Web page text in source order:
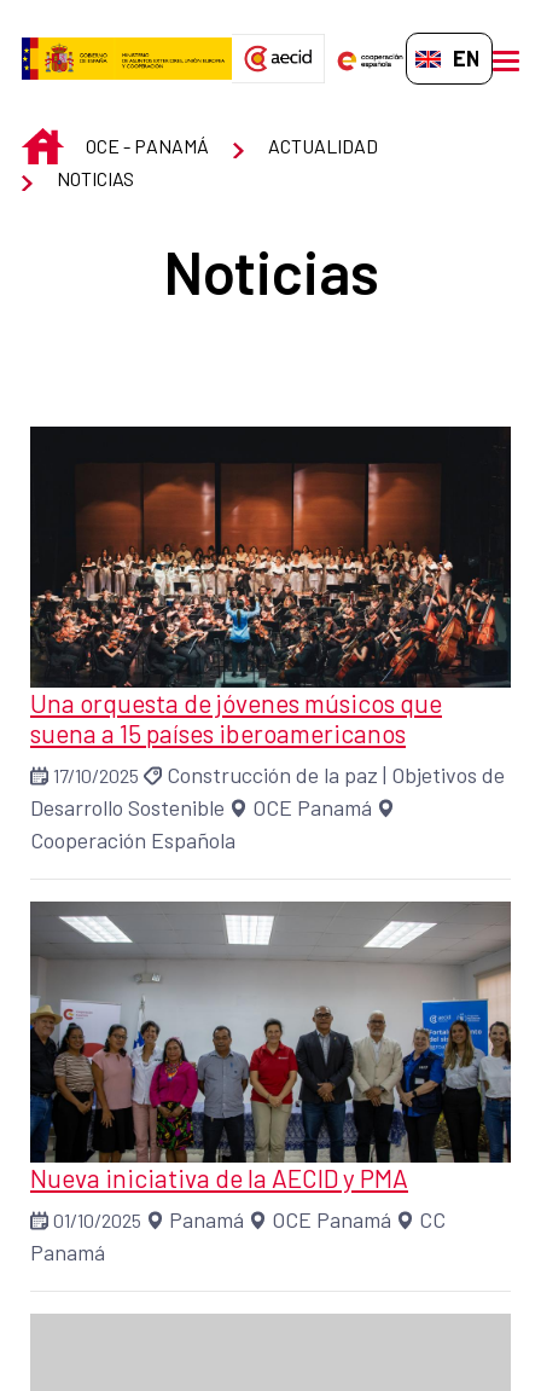
EN-GB
INICIOOCE - PANAMÁ
ACTUALIDAD
NOTICIAS
Noticias
Una orquesta de jóvenes músicos que
suena a 15 países iberoamericanos
17/10/2025 Construcción de la paz | Objetivos de
Desarrollo Sostenible
OCE Panamá
Cooperación Española
Nueva iniciativa de la AECID y PMA
01/10/2025 Panamá OCE Panamá
CC
Panamá